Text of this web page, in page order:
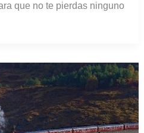
que no te pierdas ninguno